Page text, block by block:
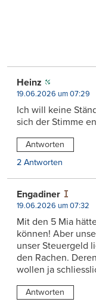
Heinz
19.06.2026 um 07:29
Ich will keine
sich der Stimme
Antworten
2 Antworten
Engadiner
19.06.2026 um 07:32
Mit den 5 Mia
können! Aber
unser Steuergeld
den Rachen.
wollen ja
Antworten